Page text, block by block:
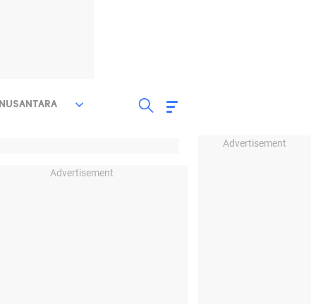
Advertisement
NUSANTARA
Advertisement